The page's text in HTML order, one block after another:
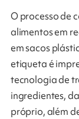
O processo de
alimentos em
em sacos
etiqueta é
tecnologia de
ingredientes,
próprio, além